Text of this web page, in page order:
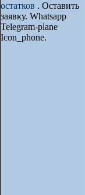
остатков . Оставить
заявку. Whatsapp
Telegram-plane
Icon_phone.